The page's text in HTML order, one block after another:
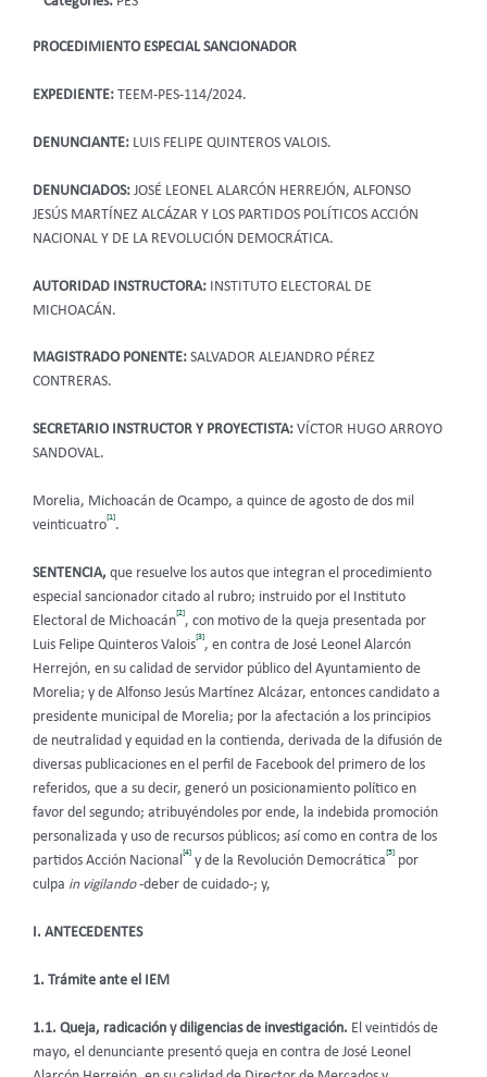
PROCEDIMIENTO ESPECIAL SANCIONADOR
EXPEDIENTE: TEEM-PES-114/2024.
DENUNCIANTE: LUIS FELIPE QUINTEROS VALOIS.
DENUNCIADOS: JOSÉ LEONEL ALARCÓN HERREJÓN, ALFONSO
JESÚS MARTÍNEZ ALCÁZAR Y LOS PARTIDOS POLÍTICOS ACCIÓN
NACIONAL Y DE LA REVOLUCIÓN DEMOCRÁTICA.
AUTORIDAD INSTRUCTORA:
INSTITUTO ELECTORAL DE
MICHOACÁN.
MAGISTRADO PONENTE: SALVADOR ALEJANDRO PÉREZ
CONTRERAS.
SECRETARIO INSTRUCTOR Y PROYECTISTA: VÍCTOR HUGO ARROYO
SANDOVAL.
Morelia, Michoacán de Ocampo, a quince de agosto de dos mil
veinticuatro
[1]
.
SENTENCIA, que resuelve los autos que integran el procedimiento
especial sancionador citado al rubro; instruido por el Instituto
Electoral de Michoacán
[2]
, con motivo de la queja presentada por
Luis Felipe Quinteros Valois
[3]
, en contra de José Leonel Alarcón
Herrejón, en su calidad de servidor público del Ayuntamiento de
Morelia; y de Alfonso Jesús Martínez Alcázar, entonces candidato a
presidente municipal de Morelia; por la afectación a los principios
de neutralidad y equidad en la contienda, derivada de la difusión de
diversas publicaciones en el perfil de Facebook del primero de los
referidos, que a su decir, generó un posicionamiento político en
favor del segundo; atribuyéndoles por ende, la indebida promoción
personalizada y uso de recursos públicos; así como en contra de los
partidos Acción Nacional
[4]
y de la Revolución Democrática
[5]
por
culpa in vigilando-deber de cuidado-; y,
I. ANTECEDENTES
1. Trámite ante el IEM
1.1. Queja, radicación y diligencias de investigación. El veintidós de
mayo, el denunciante presentó queja en contra de José Leonel